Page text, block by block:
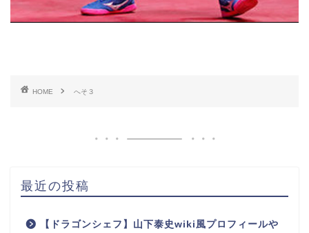
HOME へそ３
最近の投稿
【ドラゴンシェフ】山下泰史wiki風プロフィールや